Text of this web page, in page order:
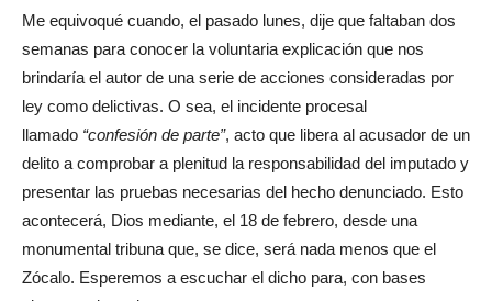
Me equivoqué cuando, el pasado lunes, dije que faltaban dos
semanas para conocer la voluntaria explicación que nos
brindaría el autor de una serie de acciones consideradas por
ley como delictivas. O sea, el incidente procesal
llamado confesión de parte , acto que libera al acusador de un
delito a comprobar a plenitud la responsabilidad del imputado y
presentar las pruebas necesarias del hecho denunciado. Esto
acontecerá, Dios mediante, el 18 de febrero, desde una
monumental tribuna que, se dice, será nada menos que el
Zócalo. Esperemos a escuchar el dicho para, con bases